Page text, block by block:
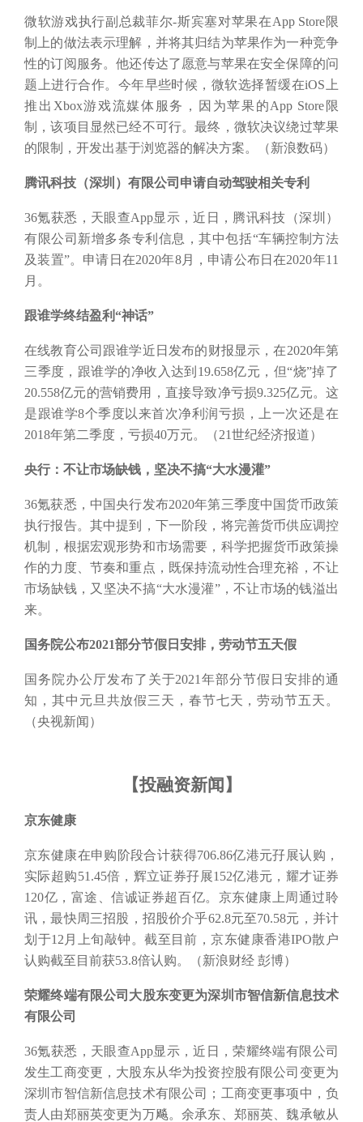
微软游戏执行副总裁菲尔-斯宾塞对苹果在App Store限
制上的做法表示理解，并将其归结为苹果作为一种竞争
性的订阅服务。他还传达了愿意与苹果在安全保障的问
题上进行合作。今年早些时候，微软选择暂缓在iOS上
推出Xbox游戏流媒体服务，因为苹果的App Store限
制，该项目显然已经不可行。最终，微软决议绕过苹果
的限制，开发出基于浏览器的解决方案。（新浪数码）
腾讯科技（深圳）有限公司申请自动驾驶相关专利
36氪获悉，天眼查App显示，近日，腾讯科技（深圳）
有限公司新增多条专利信息，其中包括“车辆控制方法
及装置”。申请日在2020年8月，申请公布日在2020年11
月。
跟谁学终结盈利“神话”
在线教育公司跟谁学近日发布的财报显示，在2020年第
三季度，跟谁学的净收入达到19.658亿元，但“烧”掉了
20.558亿元的营销费用，直接导致净亏损9.325亿元。这
是跟谁学8个季度以来首次净利润亏损，上一次还是在
2018年第二季度，亏损40万元。（21世纪经济报道）
央行：不让市场缺钱，坚决不搞“大水漫灌”
36氪获悉，中国央行发布2020年第三季度中国货币政策
执行报告。其中提到，下一阶段，将完善货币供应调控
机制，根据宏观形势和市场需要，科学把握货币政策操
作的力度、节奏和重点，既保持流动性合理充裕，不让
市场缺钱，又坚决不搞“大水漫灌”，不让市场的钱溢出
来。
国务院公布2021部分节假日安排，劳动节五天假
国务院办公厅发布了关于2021年部分节假日安排的通
知，其中元旦共放假三天，春节七天，劳动节五天。
（央视新闻）
【投融资新闻 】
京东健康
京东健康在申购阶段合计获得706.86亿港元孖展认购，
实际超购51.45倍，辉立证券孖展152亿港元，耀才证券
120亿，富途、信诚证券超百亿。京东健康上周通过聆
讯，最快周三招股，招股价介乎62.8元至70.58元，并计
划于12月上旬敲钟。截至目前，京东健康香港IPO散户
认购截至目前获53.8倍认购。（新浪财经 彭博）
荣耀终端有限公司大股东变更为深圳市智信新信息技术
有限公司
36氪获悉，天眼查App显示，近日，荣耀终端有限公司
发生工商变更，大股东从华为投资控股有限公司变更为
深圳市智信新信息技术有限公司；工商变更事项中，负
责人由郑丽英变更为万飚。余承东、郑丽英、魏承敏从